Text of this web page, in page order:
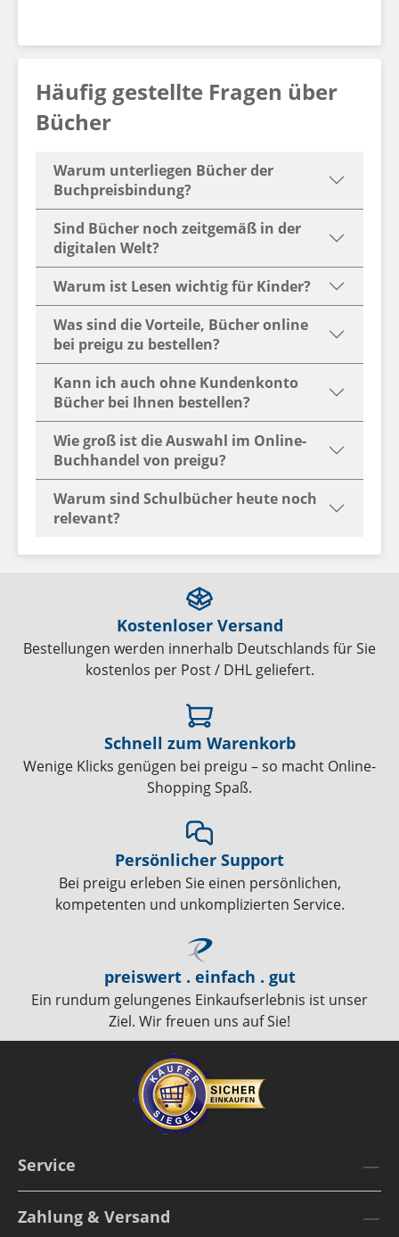
Häufig gestellte Fragen über
Bücher
Warum unterliegen Bücher der
Buchpreisbindung?
Sind Bücher noch zeitgemäß in der
digitalen Welt?
Warum ist Lesen wichtig für Kinder?
Was sind die Vorteile, Bücher online
bei preigu zu bestellen?
Kann ich auch ohne Kundenkonto
Bücher bei Ihnen bestellen?
Wie groß ist die Auswahl im Online-
Buchhandel von preigu?
Warum sind Schulbücher heute noch
relevant?
Kostenloser Versand
Bestellungen werden innerhalb Deutschlands für Sie
kostenlos per Post / DHL geliefert.
Schnell zum Warenkorb
Wenige Klicks genügen bei preigu – so macht Online-
Shopping Spaß.
Persönlicher Support
Bei preigu erleben Sie einen persönlichen,
kompetenten und unkomplizierten Service.
preiswert . einfach . gut
Ein rundum gelungenes Einkaufserlebnis ist unser
Ziel. Wir freuen uns auf Sie!
Service
Zahlung & Versand